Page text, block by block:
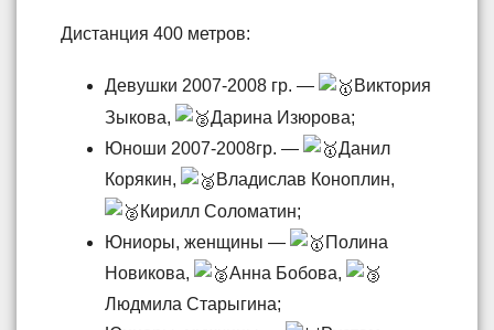
Дистанция 400 метров:
Девушки 2007-2008 гр. —
Виктория
Зыкова,
Дарина Изюрова;
Юноши 2007-2008гр. —
Данил
Корякин,
Владислав Коноплин,
Кирилл Соломатин;
Юниоры, женщины —
Полина
Новикова,
Анна Бобова,
Людмила Старыгина;